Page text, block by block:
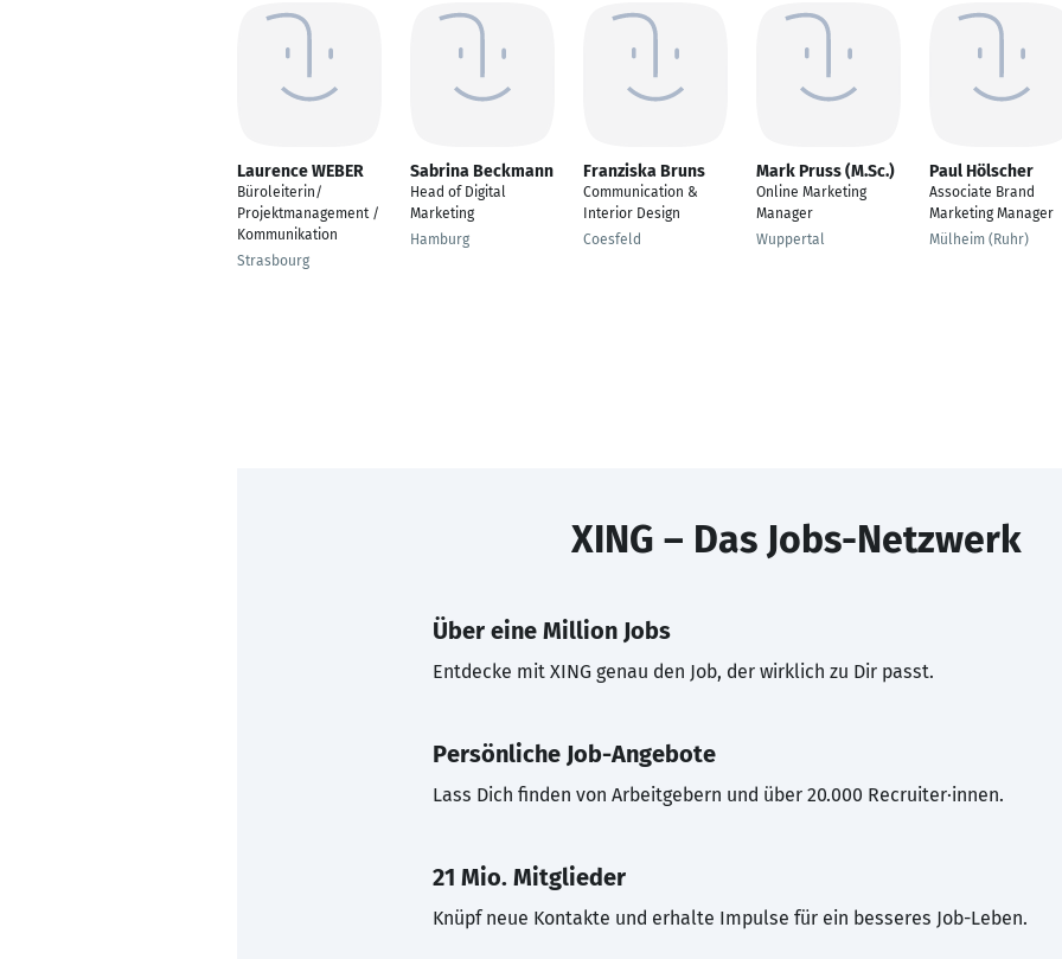
Laurence WEBER
Büroleiterin/
Projektmanagement /
Kommunikation
Strasbourg
Sabrina Beckmann
Head of Digital
Marketing
Hamburg
Franziska Bruns
Communication &
Interior Design
Coesfeld
Mark Pruss (M.Sc.)
Online Marketing
Manager
Wuppertal
Paul Hölscher
Associate Brand
Marketing Manager
Mülheim (Ruhr)
XING – Das Jobs-Netzwerk
Über eine Million Jobs
Entdecke mit XING genau den Job, der wirklich zu Dir passt.
Persönliche Job-Angebote
Lass Dich finden von Arbeitgebern und über 20.000 Recruiter·innen.
21 Mio. Mitglieder
Knüpf neue Kontakte und erhalte Impulse für ein besseres Job-Leben.